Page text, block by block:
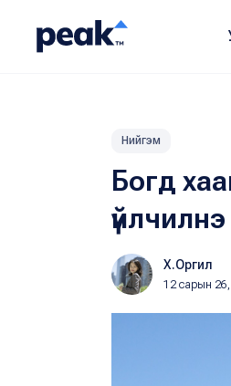
Нийгэм
Богд
үйлчилнэ
Х.Оргил
12 сарын